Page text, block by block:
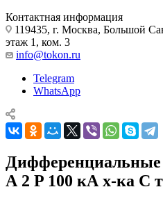
Контактная информация
119435, г. Москва, Большой
этаж 1, ком. 3
info@tokon.ru
Telegram
WhatsApp
А 2 P 100 кА х-ка C